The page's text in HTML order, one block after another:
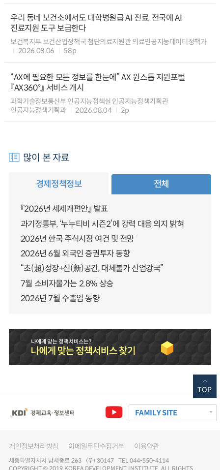
우리 동네 보건소에서도 대학병원급 AI 진료, 전국에 AI
진료지원 도구 보급한다
보건복지부 보건산업정책국 첨단의료지원관 의료인공지능데이터정책과
2026.08.06
58p
“AX에 필요한 모든 정보를 한눈에” AX 원스톱 지원포털
『AX360°』 서비스 개시
과학기술정보통신부 인공지능정책실 인공지능정책기획관
인공지능정책기획과
2026.08.04 2p
많이 본 자료
경제정책정보 전체
『2026년 세제개편안』 발표
과기정통부, ‘누누티비 시즌2’에 강력 대응 의지 밝혀
2026년 한국 주식시장 여건 및 전망
2026년 6월 외국인 증권투자 동향
“초(超)성장+신(新)공간, 대체불가 산업강국”
7월 소비자물가는 2.8% 상승
2026년 7월 수출입 동향
FAMILY SITE
개인정보처리방침 이메일무단수집거부 이용약관
세종특별자치시 남세종로 263 (우) 30147 TEL 044-550-4114
COPYRIGHT © 2019 KOREA DEVELOPMENT INSTITUTE. ALL RIGHTS
TOP